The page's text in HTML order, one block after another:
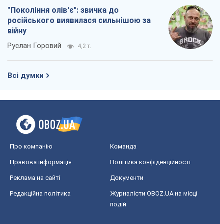
"Покоління олів'є": звичка до
російського виявилася сильнішою за
війну
Руслан Горовий 4,2 т.
Всі думки
Про компанію Команда
Правова інформація Політика конфіденційності
Реклама на сайті Документи
Редакційна політика
Журналісти OBOZ.UA на місці
подій